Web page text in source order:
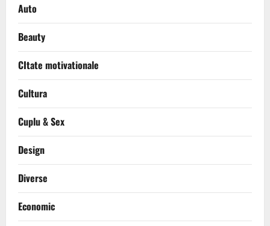
Auto
Beauty
CItate motivationale
Cultura
Cuplu & Sex
Design
Diverse
Economic